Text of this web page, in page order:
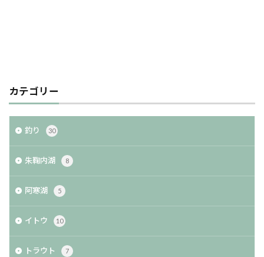
カテゴリー
釣り 30
朱鞠内湖 8
阿寒湖 5
イトウ 10
トラウト 7